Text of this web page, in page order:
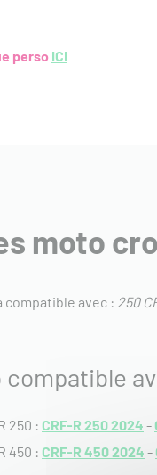
perso ICI
moto
compatible avec : 250
compatible
250 : CRF-R 250 2024 -
450 : CRF-R 450 2024 -